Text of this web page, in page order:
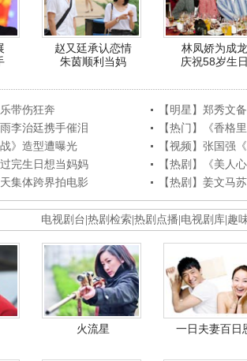
赵又廷承认恋情
朱茵顺利当妈
林凤娇为成龙
庆祝58岁生
带伤狂奔
【明星】郑秀文
李治廷携手催泪
【热门】《香格
战》造型遭曝光
【视频】张国强
过完生日想当妈妈
【热剧】《美人
天集体跨界拍电影
【热剧】姜文马
电视剧台 热剧检索 热剧点播 电视剧库 趣
火流星 一日夫妻百日